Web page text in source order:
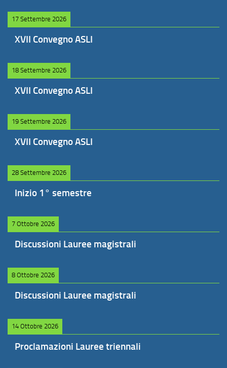
17 Settembre 2026
XVII Convegno ASLI
18 Settembre 2026
XVII Convegno ASLI
19 Settembre 2026
XVII Convegno ASLI
28 Settembre 2026
Inizio 1° semestre
7 Ottobre 2026
Discussioni Lauree magistrali
8 Ottobre 2026
Discussioni Lauree magistrali
14 Ottobre 2026
Proclamazioni Lauree triennali